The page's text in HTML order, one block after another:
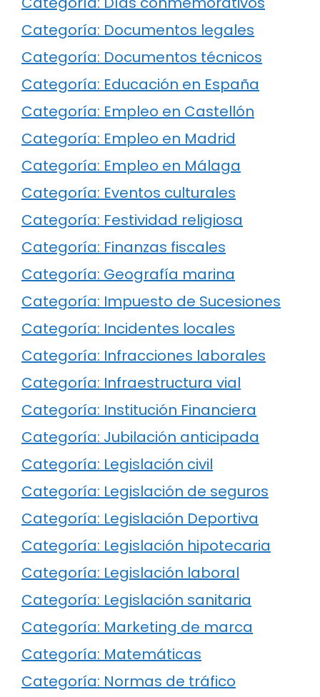
Categoría: Documentos legales
Categoría: Documentos técnicos
Categoría: Educación en España
Categoría: Empleo en Castellón
Categoría: Empleo en Madrid
Categoría: Empleo en Málaga
Categoría: Eventos culturales
Categoría: Festividad religiosa
Categoría: Finanzas fiscales
Categoría: Geografía marina
Categoría: Impuesto de Sucesiones
Categoría: Incidentes locales
Categoría: Infracciones laborales
Categoría: Infraestructura vial
Categoría: Institución Financiera
Categoría: Jubilación anticipada
Categoría: Legislación civil
Categoría: Legislación de seguros
Categoría: Legislación Deportiva
Categoría: Legislación hipotecaria
Categoría: Legislación laboral
Categoría: Legislación sanitaria
Categoría: Marketing de marca
Categoría: Matemáticas
Categoría: Normas de tráfico